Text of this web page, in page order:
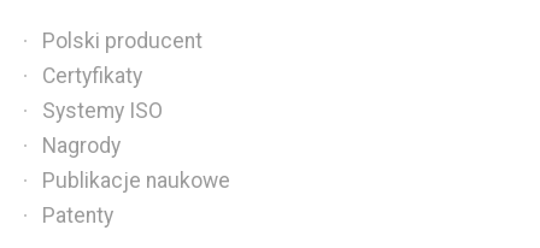
Polski producent
Certyfikaty
Systemy ISO
Nagrody
Publikacje naukowe
Patenty